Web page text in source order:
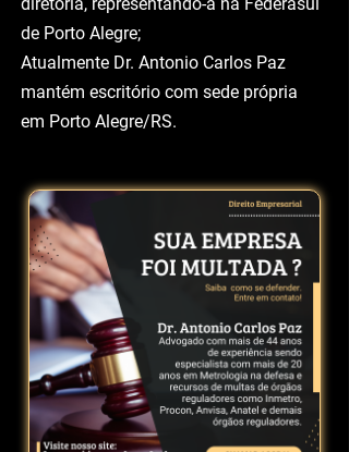
Cachoeirinha, como membro da
diretoria, representando-a na Federasul
de Porto Alegre;
Atualmente Dr. Antonio Carlos Paz
mantém escritório com sede própria